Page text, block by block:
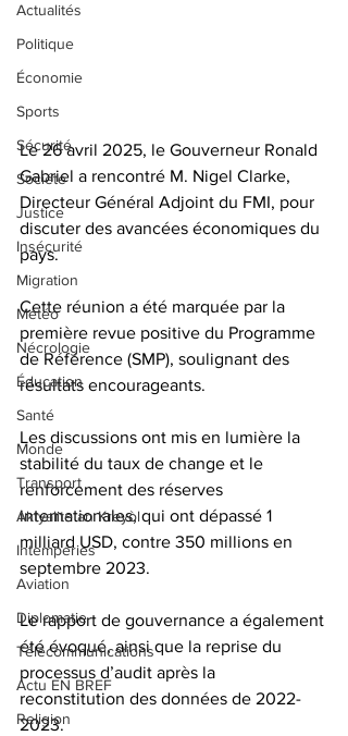
Actualités
Politique
Économie
Sports
Sécurité
Société
Justice
Insécurité
Migration
Météo
Nécrologie
Éducation
Santé
Monde
Transport
Aktyalite an Kreyòl
Intempéries
Aviation
Diplomatie
Télécommunications
Actu EN BREF
Religion
Le 26 avril 2025, le Gouverneur Ronald
Gabriel a rencontré M. Nigel Clarke,
Directeur Général Adjoint du FMI, pour
discuter des avancées économiques du
pays.
Cette réunion a été marquée par la
première revue positive du Programme
de Référence (SMP), soulignant des
résultats encourageants.
Les discussions ont mis en lumière la
stabilité du taux de change et le
renforcement des réserves
internationales, qui ont dépassé 1
milliard USD, contre 350 millions en
septembre 2023.
Le rapport de gouvernance a également
été évoqué, ainsi que la reprise du
processus d’audit après la
reconstitution des données de 2022-
2023.